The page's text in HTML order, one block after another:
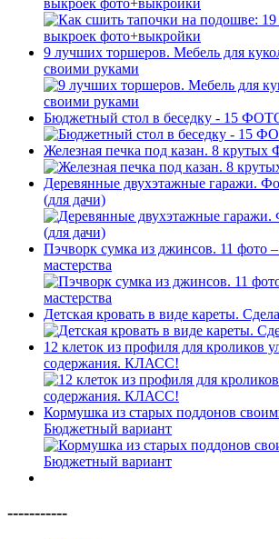
9 лучших торшеров. Мебель для
своими руками
Бюджетный стол в беседку - 15
Железная печка под казан. 8
Деревянные двухэтажные гаражи.
(для дачи)
Пэчворк сумка из джинсов. 11 фото
мастерства
Детская кровать в виде кареты.
12 клеток из профиля для кроликов
содержания. КЛАСС!
Кормушка из старых поддонов
Бюджетный вариант
-----------